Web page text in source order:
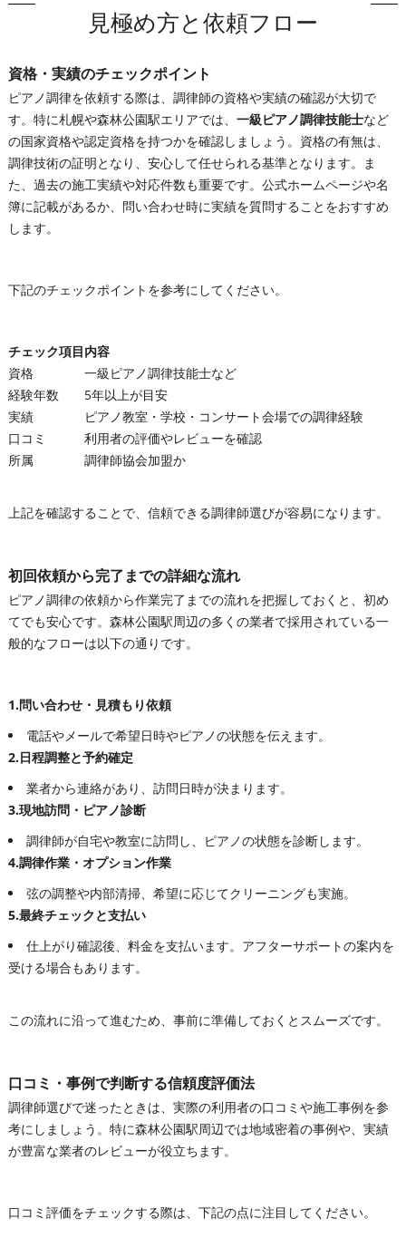
見極め方と依頼フロー
資格・実績のチェックポイント
ピアノ調律を依頼する際は、調律師の資格や実績の確認が大切で
す。特に札幌や森林公園駅エリアでは、 一級ピアノ調律技能士など
の国家資格や認定資格を持つかを確認しましょう。資格の有無は、
調律技術の証明となり、安心して任せられる基準となります。ま
た、過去の施工実績や対応件数も重要です。公式ホームページや名
簿に記載があるか、問い合わせ時に実績を質問することをおすすめ
します。
下記のチェックポイントを参考にしてください。
チェック項目内容
資格
一級ピアノ調律技能士など
経験年数
5年以上が目安
実績
ピアノ教室・学校・コンサート会場での調律経験
口コミ
利用者の評価やレビューを確認
所属
調律師協会加盟か
上記を確認することで、信頼できる調律師選びが容易になります。
初回依頼から完了までの詳細な流れ
ピアノ調律の依頼から作業完了までの流れを把握しておくと、初め
てでも安心です。森林公園駅周辺の多くの業者で採用されている一
般的なフローは以下の通りです。
1.問い合わせ・見積もり依頼
電話やメールで希望日時やピアノの状態を伝えます。
2.日程調整と予約確定
業者から連絡があり、訪問日時が決まります。
3.現地訪問・ピアノ診断
調律師が自宅や教室に訪問し、ピアノの状態を診断します。
4.調律作業・オプション作業
弦の調整や内部清掃、希望に応じてクリーニングも実施。
5.最終チェックと支払い
仕上がり確認後、料金を支払います。アフターサポートの案内を
受ける場合もあります。
この流れに沿って進むため、事前に準備しておくとスムーズです。
口コミ・事例で判断する信頼度評価法
調律師選びで迷ったときは、実際の利用者の口コミや施工事例を参
考にしましょう。特に森林公園駅周辺では地域密着の事例や、実績
が豊富な業者のレビューが役立ちます。
口コミ評価をチェックする際は、下記の点に注目してください。